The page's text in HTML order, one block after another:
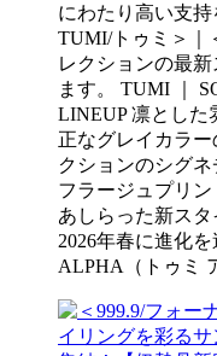
にわたり高い支持
TUMI/トゥミ＞｜
レクションの最
ます。 TUMI ｜
LINEUP 凛とした
正なグレイカラ
クションのシグ
フラージュプリ
あしらった新スタ
2026年春に進化
ALPHA（トゥミ